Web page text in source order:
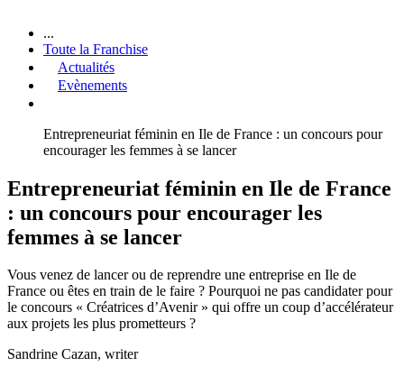
...
Toute la Franchise
Actualités
Evènements
Entrepreneuriat féminin en Ile de France : un concours pour
encourager les femmes à se lancer
Entrepreneuriat féminin en Ile de France
: un concours pour encourager les
femmes à se lancer
Vous venez de lancer ou de reprendre une entreprise en Ile de
France ou êtes en train de le faire ? Pourquoi ne pas candidater pour
le concours « Créatrices d’Avenir » qui offre un coup d’accélérateur
aux projets les plus prometteurs ?
Sandrine Cazan, writer